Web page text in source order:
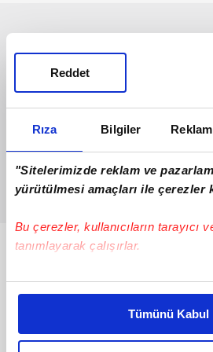
Rıza Bilgiler
"Sitelerimizde reklam ve
yürütülmesi amaçları ile çerezler
Bu çerezler, kullanıcıların tarayıcı
tanımlayarak çalışırlar.
Bu çerezlere izin vermeniz halinde
daha iyi reklam deneyimi
amacımızın size daha iyi bir
Tümünü Kabul
Reddet
Bunlar da Var